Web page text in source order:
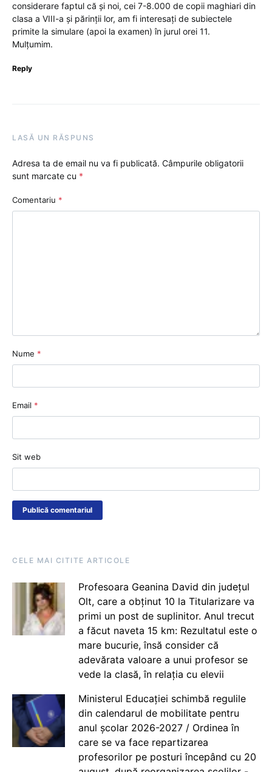
considerare faptul că și noi, cei 7-8.000 de copii maghiari din
clasa a VIII-a și părinții lor, am fi interesați de subiectele
primite la simulare (apoi la examen) în jurul orei 11.
Mulțumim.
Reply
LASĂ UN RĂSPUNS
Adresa ta de email nu va fi publicată. Câmpurile obligatorii
sunt marcate cu *
Comentariu *
Nume *
Email *
Sit web
CELE MAI CITITE ARTICOLE
Profesoara Geanina David din județul
Olt, care a obținut 10 la Titularizare va
primi un post de suplinitor. Anul trecut
a făcut naveta 15 km: Rezultatul este o
mare bucurie, însă consider că
adevărata valoare a unui profesor se
vede la clasă, în relația cu elevii
Ministerul Educației schimbă regulile
din calendarul de mobilitate pentru
anul școlar 2026-2027 / Ordinea în
care se va face repartizarea
profesorilor pe posturi începând cu 20